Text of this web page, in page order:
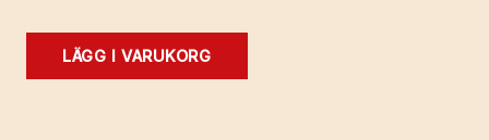
Svensk
LÄGG I VARUKORG